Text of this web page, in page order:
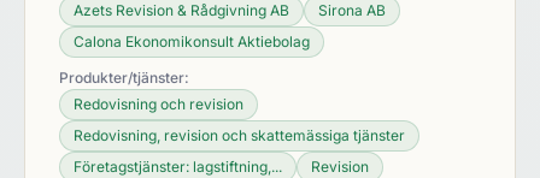
Azets Revision & Rådgivning AB
Sirona AB
Calona Ekonomikonsult Aktiebolag
Produkter/tjänster:
Redovisning och revision
Redovisning, revision och skattemässiga tjänster
Företagstjänster: lagstiftning,...
Revision